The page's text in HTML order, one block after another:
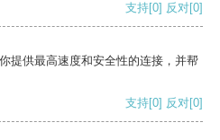
支持[0] 反对[0]
提供最高速度和安全性的连接，并帮
支持[0] 反对[0]